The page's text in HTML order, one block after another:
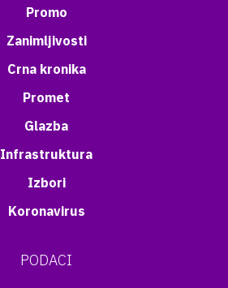
Promo
Zanimljivosti
Crna kronika
Promet
Glazba
Infrastruktura
Izbori
Koronavirus
PODACI